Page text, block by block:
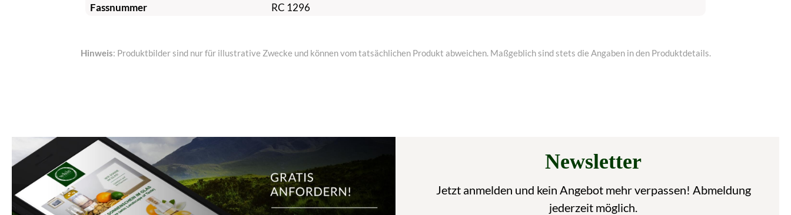
Fassnummer
RC 1296
Hinweis: Produktbilder sind nur für illustrative Zwecke und können vom tatsächlichen Produkt abweichen. Maßgeblich sind stets die Angaben in den Produktdetails.
Newsletter
Jetzt anmelden und kein Angebot mehr verpassen! Abmeldung
jederzeit möglich.